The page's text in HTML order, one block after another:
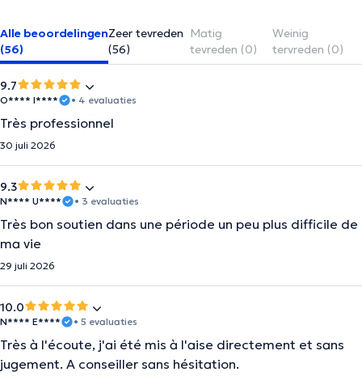
Alle beoordelingen
(56)
Zeer tevreden
(56)
Matig
tevreden (0)
Weinig
tervreden (0)
9.7
O**** I**** • 4 evaluaties
Très professionnel
30 juli 2026
9.3
N**** U**** • 3 evaluaties
Très bon soutien dans une période un peu plus difficile de
ma vie
29 juli 2026
10.0
N**** E**** • 5 evaluaties
Très à l'écoute, j'ai été mis à l'aise directement et sans
jugement. A conseiller sans hésitation.